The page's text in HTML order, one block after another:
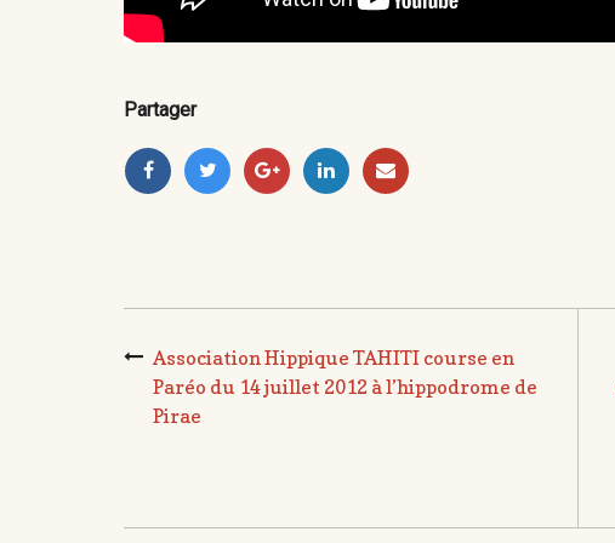
Partager
Association Hippique TAHITI course en
Paréo du 14 juillet 2012 à l’hippodrome de
Pirae